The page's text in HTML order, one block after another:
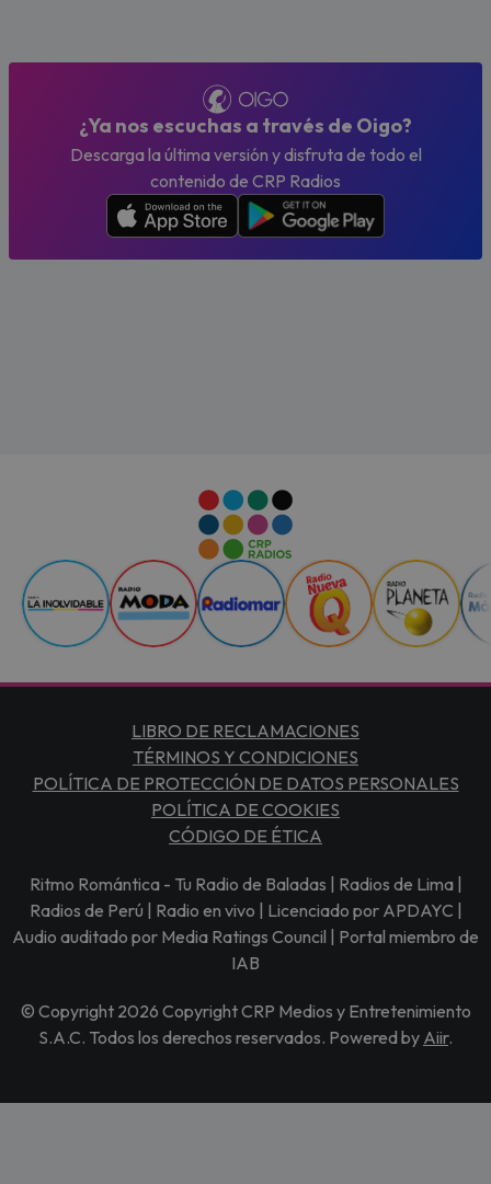
¿Ya nos escuchas a través de Oigo?
Descarga la última versión y disfruta de todo el
contenido de CRP Radios
LIBRO DE RECLAMACIONES
TÉRMINOS Y CONDICIONES
POLÍTICA DE PROTECCIÓN DE DATOS PERSONALES
POLÍTICA DE COOKIES
CÓDIGO DE ÉTICA
Ritmo Romántica - Tu Radio de Baladas | Radios de Lima |
Radios de Perú | Radio en vivo | Licenciado por APDAYC |
Audio auditado por Media Ratings Council | Portal miembro de
IAB
© Copyright 2026 Copyright CRP Medios y Entretenimiento
S.A.C. Todos los derechos reservados. Powered by Aiir.